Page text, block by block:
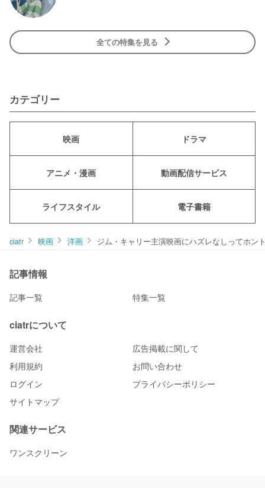
全ての特集を見る
カテゴリー
映画 ドラマ
アニメ・漫画 動画配信サービス
ライフスタイル 電子書籍
ciatr 映画 洋画 ジム・キャリー主演映画にハズレなしってホン
記事情報
記事一覧 特集一覧
ciatrについて
運営会社
広告掲載に関して
利用規約
お問い合わせ
ログイン
プライバシーポリシー
サイトマップ
関連サービス
ワンスクリーン